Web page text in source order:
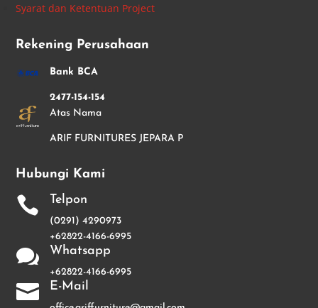
Syarat dan Ketentuan Project
Rekening Perusahaan
Bank BCA
2477-154-154
Atas Nama
ARIF FURNITURES JEPARA P
Hubungi Kami
 Telpon
(0291) 4290973
+62822-4166-6995
 Whatsapp
+62822-4166-6995
 E-Mail